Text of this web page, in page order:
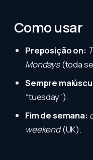
Como usar
Preposição on:
Mondays(toda
Sempre
“tuesday”).
Fim de semana:
weekend(UK).